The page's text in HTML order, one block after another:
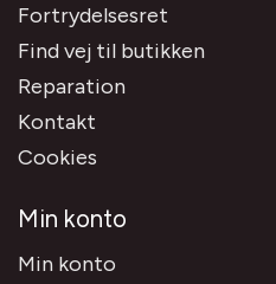
Fortrydelsesret
Find vej til butikken
Reparation
Kontakt
Cookies
Min konto
Min konto